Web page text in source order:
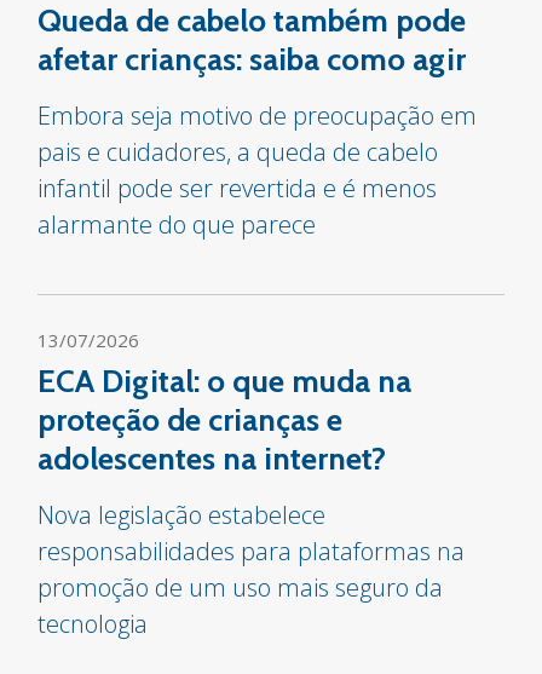
Queda de cabelo também pode
afetar crianças: saiba como agir
Embora seja motivo de preocupação em
pais e cuidadores, a queda de cabelo
infantil pode ser revertida e é menos
alarmante do que parece
13/07/2026
ECA Digital: o que muda na
proteção de crianças e
adolescentes na internet?
Nova legislação estabelece
responsabilidades para plataformas na
promoção de um uso mais seguro da
tecnologia